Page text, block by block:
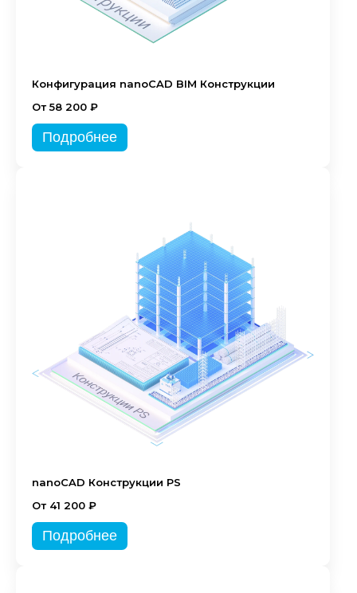
Конфигурация nanoCAD BIM Конструкции
От 58 200 ₽
Подробнее
nanoCAD Конструкции PS
От 41 200 ₽
Подробнее